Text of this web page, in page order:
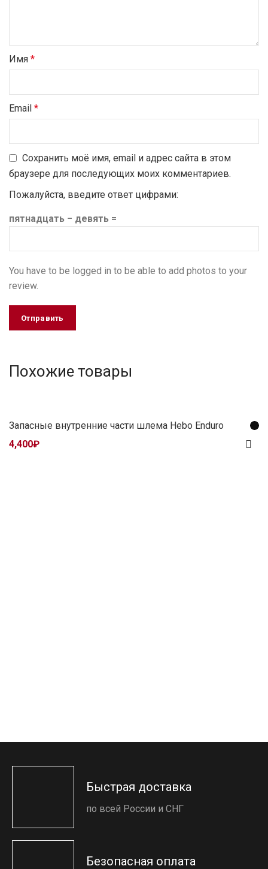
Имя *
Email *
Сохранить моё имя, email и адрес сайта в этом
браузере для последующих моих комментариев.
Пожалуйста, введите ответ цифрами:
пятнадцать − девять =
You have to be logged in to be able to add photos to your
review.
Похожие товары
Запасные внутренние части шлема Hebo Enduro
4,400₽
Быстрая доставка
по всей России и СНГ
Безопасная оплата